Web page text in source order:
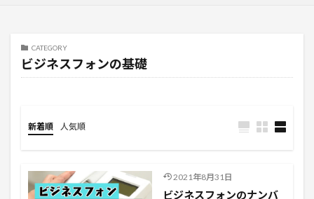
CATEGORY
ビジネスフォンの基礎
新着順 人気順
2021年8月31日
ビジネスフォンのナンバ